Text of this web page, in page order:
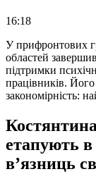
16:18
У прифронтових
областей
підтримки
працівників.
закономірність:
етапують в
в’язниць